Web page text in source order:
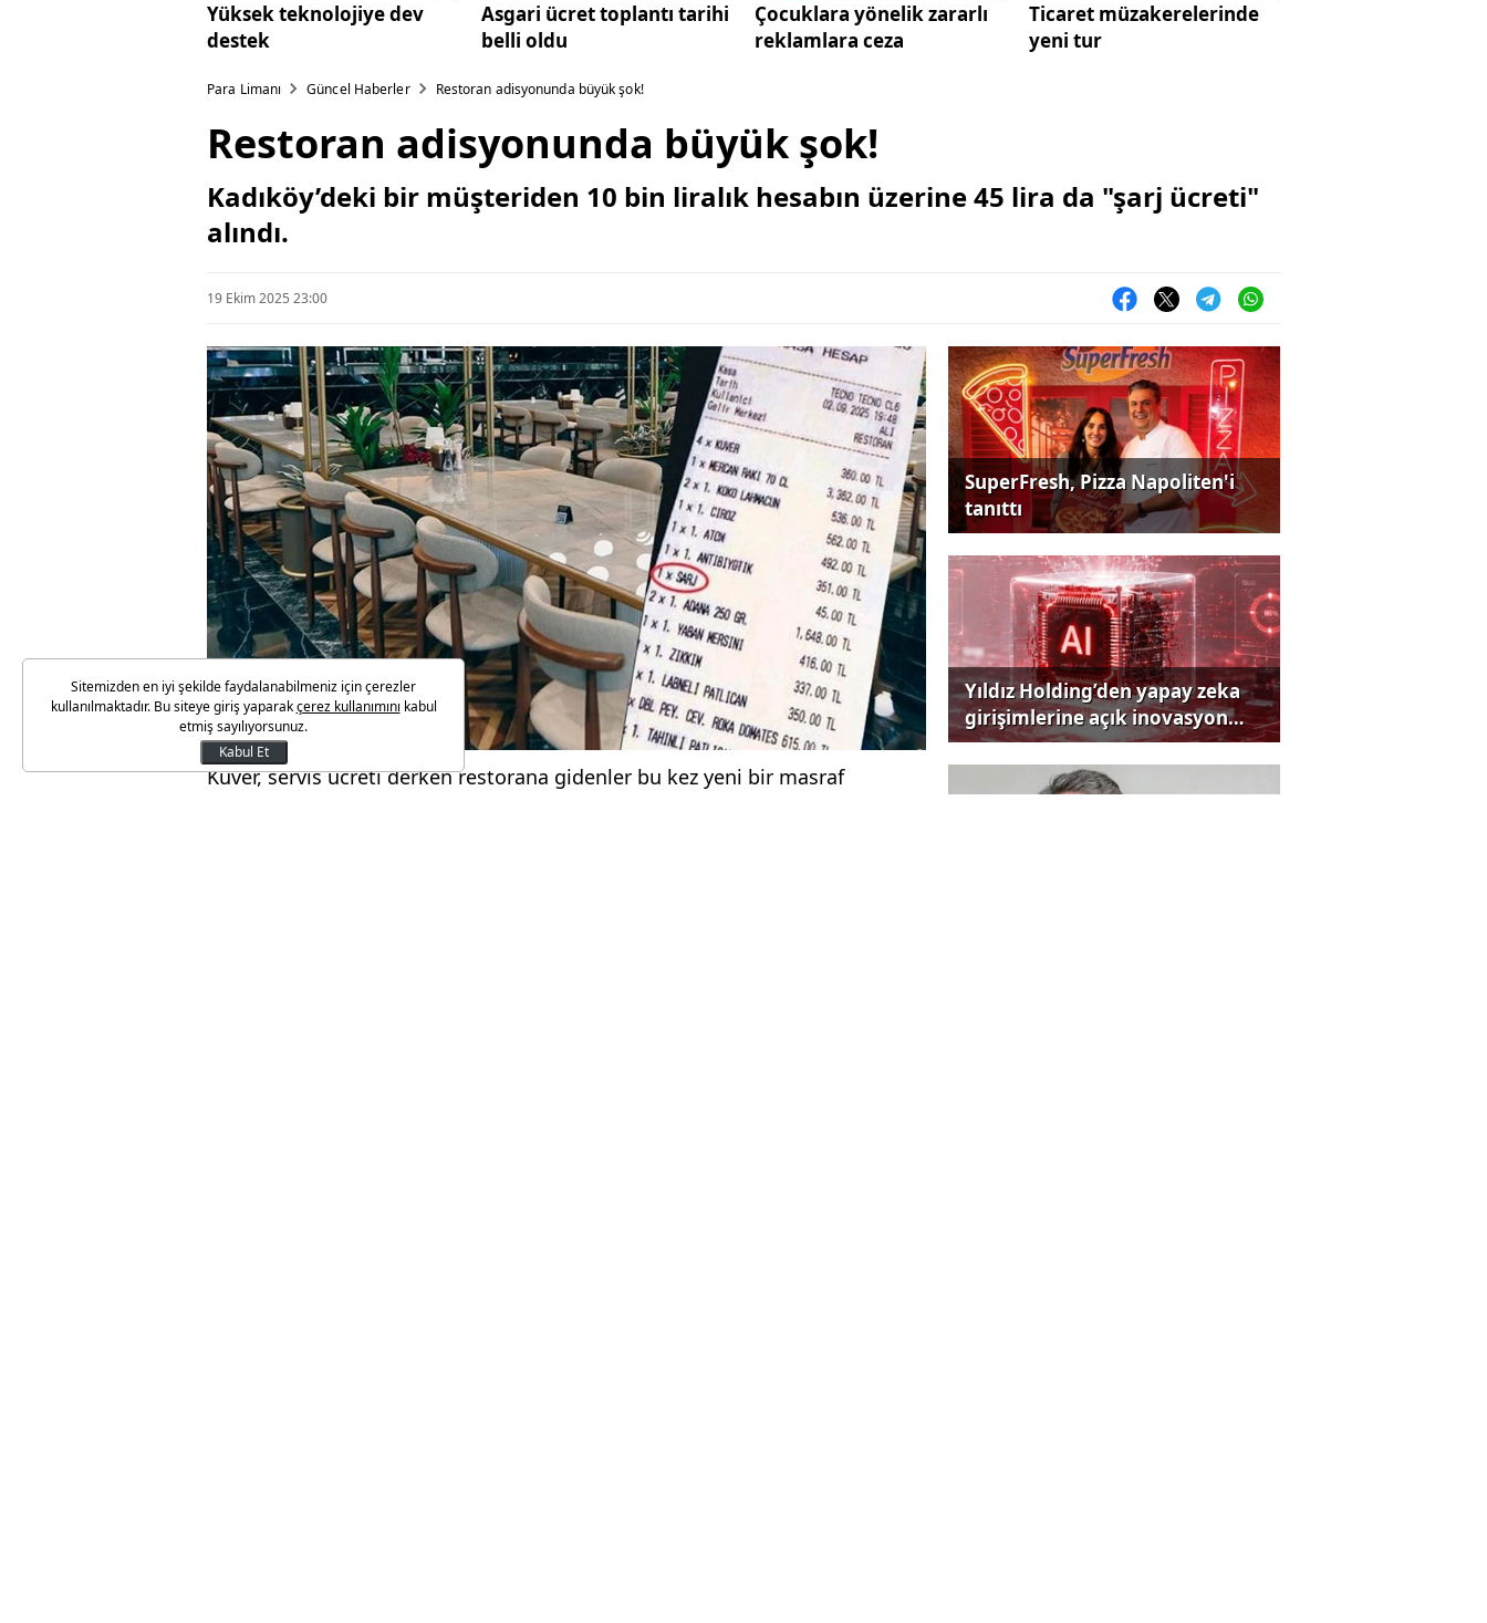
Yüksek teknolojiye dev
destek
Asgari ücret toplantı tarihi
belli oldu
Çocuklara yönelik zararlı
reklamlara ceza
Ticaret müzakerelerinde
yeni tur
Para Limanı Güncel Haberler Restoran adisyonunda büyük şok!
Restoran adisyonunda büyük şok!
Kadıköy’deki bir müşteriden 10 bin liralık hesabın üzerine 45 lira da "şarj ücreti"
alındı.
19 Ekim 2025 23:00
Kuver, servis ücreti derken restorana gidenler bu kez yeni bir masraf
SuperFresh, Pizza Napoliten'i
tanıttı
Yıldız Holding’den yapay zeka
girişimlerine açık inovasyon
çağrısı
Sitemizden en iyi şekilde faydalanabilmeniz için çerezler
kullanılmaktadır. Bu siteye giriş yaparakçerez kullanımını kabul
etmiş sayılıyorsunuz.
Kabul Et